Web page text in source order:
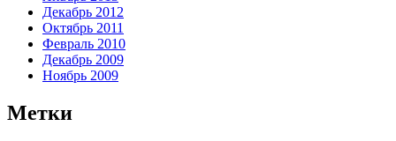
Декабрь 2012
Октябрь 2011
Февраль 2010
Декабрь 2009
Ноябрь 2009
Метки